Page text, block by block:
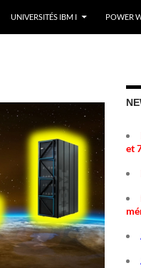
UNIVERSITÉS IBM I POWER
et